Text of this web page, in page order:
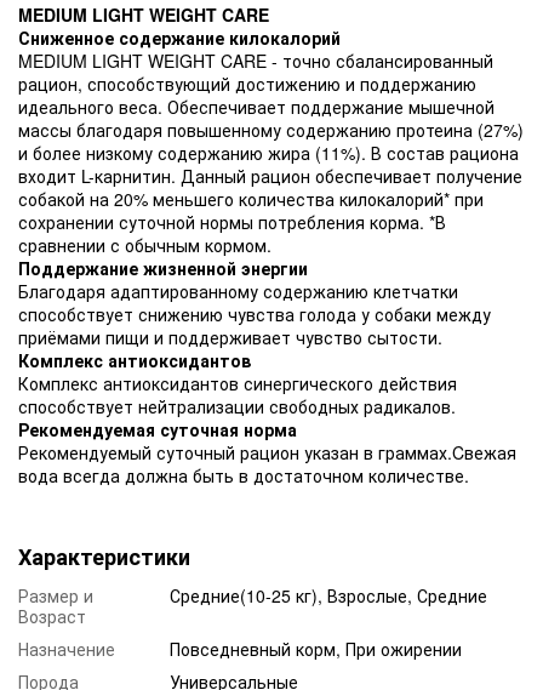
MEDIUM LIGHT WEIGHT CARE
Сниженное содержание килокалорий
MEDIUM LIGHT WEIGHT CARE - точно сбалансированный
рацион, способствующий достижению и поддержанию
идеального веса. Обеспечивает поддержание мышечной
массы благодаря повышенному содержанию протеина (27%)
и более низкому содержанию жира (11%). В состав рациона
входит L-карнитин. Данный рацион обеспечивает получение
собакой на 20% меньшего количества килокалорий* при
сохранении суточной нормы потребления корма. *В
сравнении с обычным кормом.
Поддержание жизненной энергии
Благодаря адаптированному содержанию клетчатки
способствует снижению чувства голода у собаки между
приёмами пищи и поддерживает чувство сытости.
Комплекс антиоксидантов
Комплекс антиоксидантов синергического действия
способствует нейтрализации свободных радикалов.
Рекомендуемая суточная норма
Рекомендуемый суточный рацион указан в граммах.Cвежая
вода всегда должна быть в достаточном количестве.
Характеристики
Размер и
Возраст
Средние(10-25 кг), Взрослые, Средние
Назначение
Повседневный корм, При ожирении
Порода
Универсальные